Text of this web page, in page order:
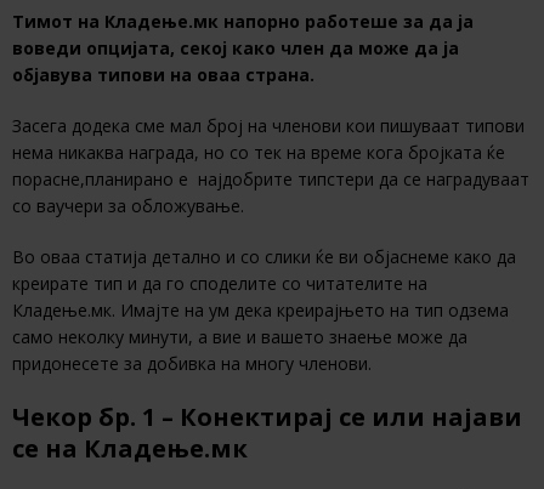
Тимот на Кладење.мк напорно работеше за да ја
воведи опцијата, секој како член да може да ја
објавува типови на оваа страна.
Засега додека сме мал број на членови кои пишуваат типови
нема никаква награда, но со тек на време кога бројката ќе
порасне,планирано е најдобрите типстери да се наградуваат
со ваучери за обложување.
Во оваа статија детално и со слики ќе ви објаснеме како да
креирате тип и да го споделите со читателите на
Кладење.мк. Имајте на ум дека креирајњето на тип одзема
само неколку минути, а вие и вашето знаење може да
придонесете за добивка на многу членови.
Чекор бр. 1 – Конектирај се или најави
се на Кладење.мк